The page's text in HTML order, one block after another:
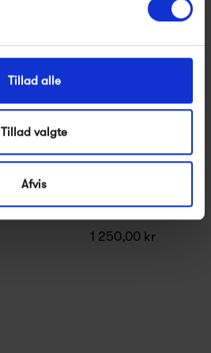
Tillad alle
Tillad valgte
Afvis
Vitra Wooden Doll Cat
1 250,00 kr